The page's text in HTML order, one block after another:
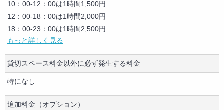
音響設備
マイク
カラオケ
エレベーター
冷房
暖房
敷地内無料駐車場
ゲーム（カード・ボード・テレビゲーム等）
10：00-12：00は1時間1,500円
12：00-18：00は1時間2,000円
18：00-23：00は1時間2,500円
もっと詳しく見る
貸切スペース料金以外に必ず発生する料金
特になし
追加料金（オプション）